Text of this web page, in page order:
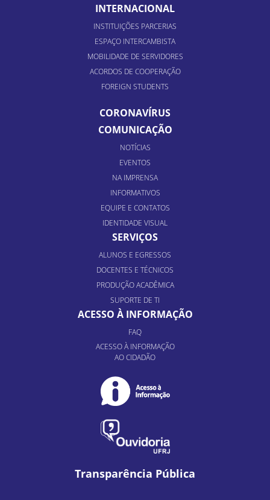
INTERNACIONAL
INSTITUIÇÕES PARCERIAS
ESPAÇO INTERCAMBISTA
MOBILIDADE DE SERVIDORES
ACORDOS DE COOPERAÇÃO
FOREIGN STUDENTS
CORONAVÍRUS
COMUNICAÇÃO
NOTÍCIAS
EVENTOS
NA IMPRENSA
INFORMATIVOS
EQUIPE E CONTATOS
IDENTIDADE VISUAL
SERVIÇOS
ALUNOS E EGRESSOS
DOCENTES E TÉCNICOS
PRODUÇÃO ACADÊMICA
SUPORTE DE TI
ACESSO À INFORMAÇÃO
FAQ
ACESSO À INFORMAÇÃO
AO CIDADÃO
Transparência Pública